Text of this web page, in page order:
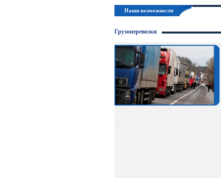
Наши возможности
Грузоперевозки